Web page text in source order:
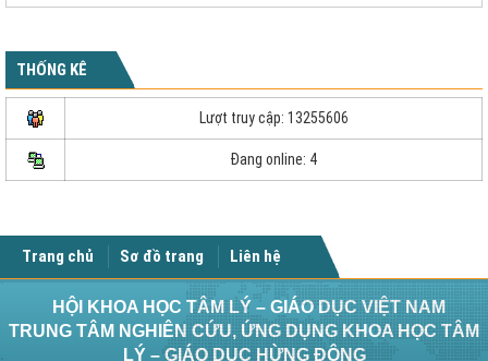
THỐNG KÊ
Lượt truy cập: 13255606
Đang online: 4
Trang chủ Sơ đồ trang Liên hệ
HỘI KHOA HỌC TÂM LÝ – GIÁO DỤC VIỆT NAM
TRUNG TÂM NGHIÊN CỨU, ỨNG DỤNG KHOA HỌC TÂM
LÝ – GIÁO DỤC HỪNG ĐÔNG